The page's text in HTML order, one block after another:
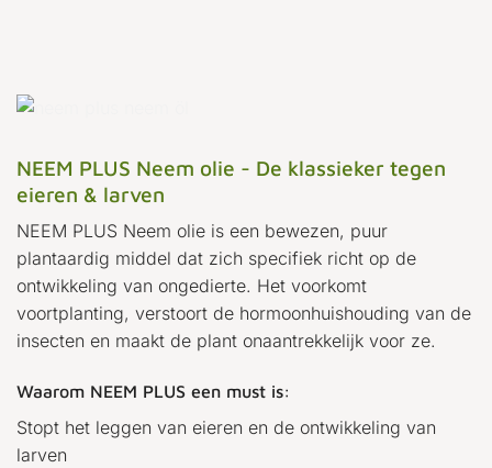
NEEM PLUS Neem olie - De klassieker tegen
eieren & larven
NEEM PLUS Neem olie is een bewezen, puur
plantaardig middel dat zich specifiek richt op de
ontwikkeling van ongedierte. Het voorkomt
voortplanting, verstoort de hormoonhuishouding van de
insecten en maakt de plant onaantrekkelijk voor ze.
Waarom NEEM PLUS een must is:
Stopt het leggen van eieren en de ontwikkeling van
larven